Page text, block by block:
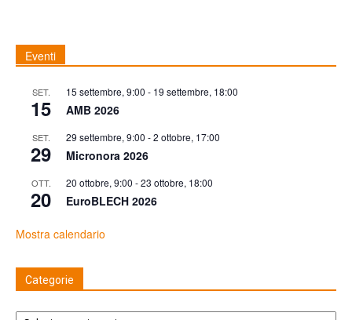
Eventi
SET.
15
15 settembre, 9:00 - 19 settembre, 18:00
AMB 2026
SET.
29
29 settembre, 9:00 -2 ottobre, 17:00
Micronora 2026
OTT.
20
20 ottobre, 9:00 -23 ottobre, 18:00
EuroBLECH 2026
Mostra calendario
Categorie
Categorie